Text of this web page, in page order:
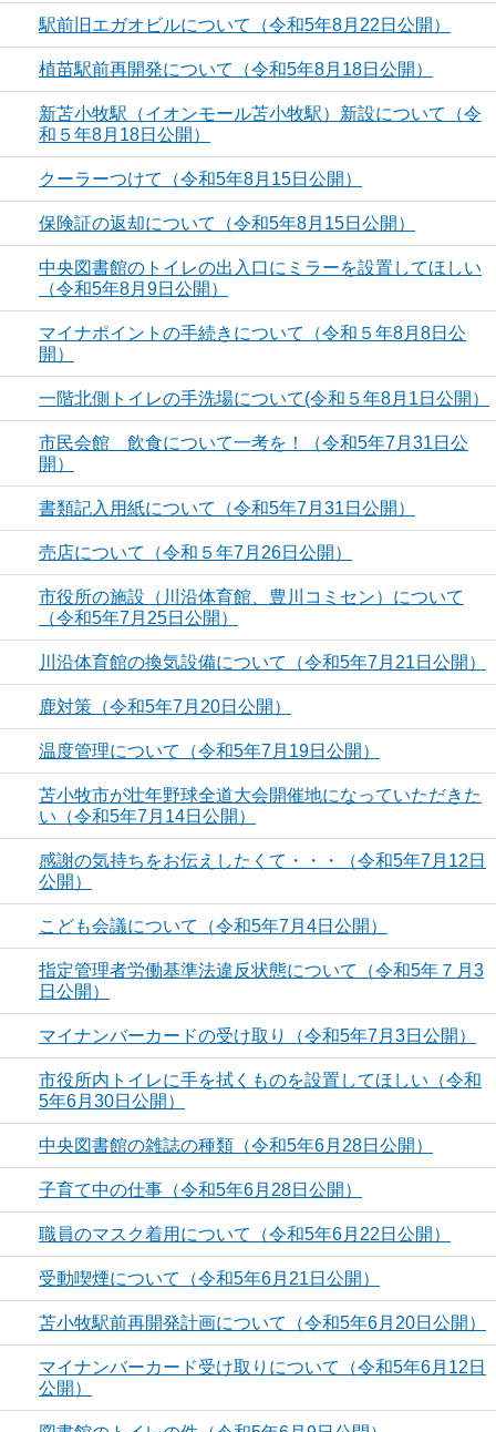
駅前旧エガオビルについて（令和5年8月22日公開）
植苗駅前再開発について（令和5年8月18日公開）
新苫小牧駅（イオンモール苫小牧駅）新設について（令
和５年8月18日公開）
クーラーつけて（令和5年8月15日公開）
保険証の返却について（令和5年8月15日公開）
中央図書館のトイレの出入口にミラーを設置してほしい
（令和5年8月9日公開）
マイナポイントの手続きについて（令和５年8月8日公
開）
一階北側トイレの手洗場について(令和５年8月1日公開）
市民会館 飲食について一考を！（令和5年7月31日公
開）
書類記入用紙について（令和5年7月31日公開）
売店について（令和５年7月26日公開）
市役所の施設（川沿体育館、豊川コミセン）について
（令和5年7月25日公開）
川沿体育館の換気設備について（令和5年7月21日公開）
鹿対策（令和5年7月20日公開）
温度管理について（令和5年7月19日公開）
苫小牧市が壮年野球全道大会開催地になっていただきた
い（令和5年7月14日公開）
感謝の気持ちをお伝えしたくて・・・（令和5年7月12日
公開）
こども会議について（令和5年7月4日公開）
指定管理者労働基準法違反状態について（令和5年７月3
日公開）
マイナンバーカードの受け取り（令和5年7月3日公開）
市役所内トイレに手を拭くものを設置してほしい（令和
5年6月30日公開）
中央図書館の雑誌の種類（令和5年6月28日公開）
子育て中の仕事（令和5年6月28日公開）
職員のマスク着用について（令和5年6月22日公開）
受動喫煙について（令和5年6月21日公開）
苫小牧駅前再開発計画について（令和5年6月20日公開）
マイナンバーカード受け取りについて（令和5年6月12日
公開）